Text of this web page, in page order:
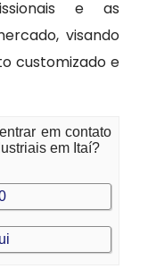
e as
visando
customizado e
em contato
em Itaí?